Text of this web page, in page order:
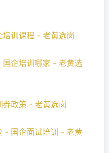
培训课程 - 老黄选岗
国企培训哪家 - 老黄选
券政策 - 老黄选岗
- 国企面试培训 - 老黄